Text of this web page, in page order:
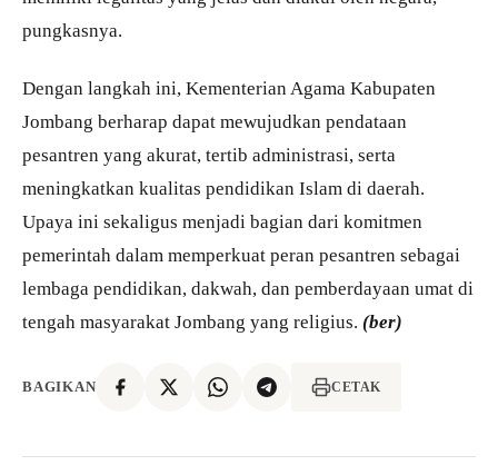
pungkasnya.
Dengan langkah ini, Kementerian Agama Kabupaten
Jombang berharap dapat mewujudkan pendataan
pesantren yang akurat, tertib administrasi, serta
meningkatkan kualitas pendidikan Islam di daerah.
Upaya ini sekaligus menjadi bagian dari komitmen
pemerintah dalam memperkuat peran pesantren sebagai
lembaga pendidikan, dakwah, dan pemberdayaan umat di
tengah masyarakat Jombang yang religius. (ber)
BAGIKAN CETAK